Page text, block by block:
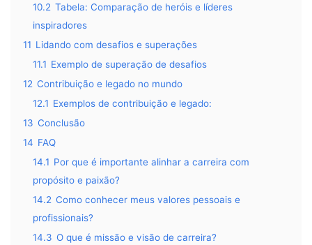
10.2 Tabela: Comparação de heróis e líderes
inspiradores
11 Lidando com desafios e superações
11.1 Exemplo de superação de desafios
12 Contribuição e legado no mundo
12.1 Exemplos de contribuição e legado:
13 Conclusão
14 FAQ
14.1 Por que é importante alinhar a carreira com
propósito e paixão?
14.2 Como conhecer meus valores pessoais e
profissionais?
14.3 O que é missão e visão de carreira?